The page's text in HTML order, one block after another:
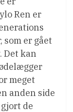
Ren er
er gået
Det kan
meget
anden side
de